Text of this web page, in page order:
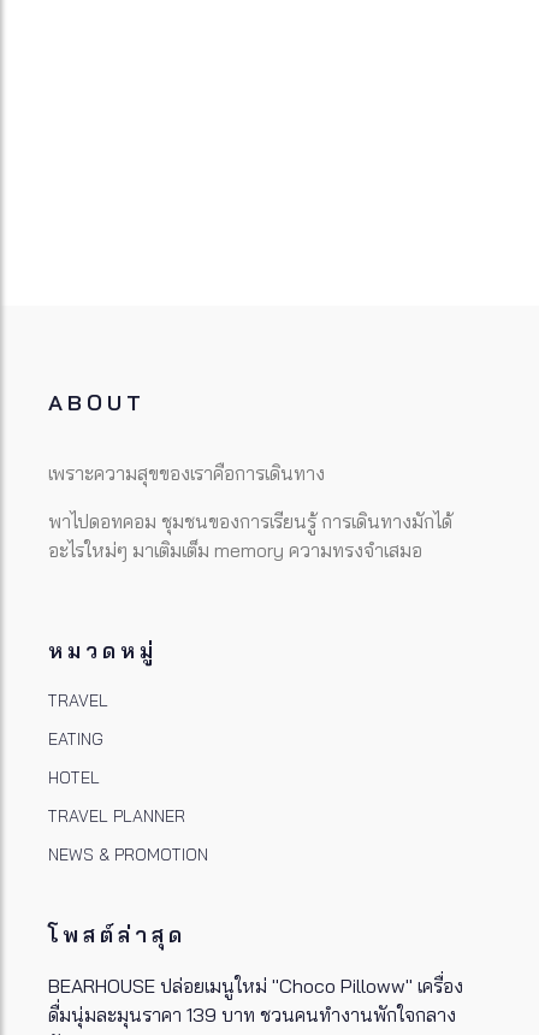
ABOUT
เพราะความสุขของเราคือการเดินทาง
พาไปดอทคอม ชุมชนของการเรียนรู้ การเดินทางมักได้
อะไรใหม่ๆ มาเติมเต็ม memory ความทรงจำเสมอ
หมวดหมู่
TRAVEL
EATING
HOTEL
TRAVEL PLANNER
NEWS & PROMOTION
โพสต์ล่าสุด
BEARHOUSE ปล่อยเมนูใหม่ "Choco Pilloww" เครื่อง
ดื่มนุ่มละมุนราคา 139 บาท ชวนคนทำงานพักใจกลาง